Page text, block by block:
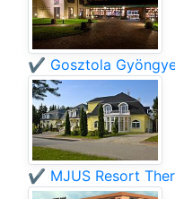
✔️ Gosztola
✔️ MJUS Resort